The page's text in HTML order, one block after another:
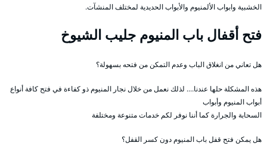
الخشبية وابواب الألمنيوم والأبواب الحديدية لمختلف المنشآت.
فتح أقفال باب المنيوم جليب الشيوخ
هل تعاني من انغلاق الباب وعدم التمكن من فتحه بسهولة؟
هذه المشكلة حلها عندنا…. لذلك نعمل من خلال نجار المنيوم ذو كفاءة في فتح كافة أنواع
أبواب المنيوم وأبواب
السحابة والجرارة كما أننا نوفر لكم خدمات متنوعة ومختلفة
هل يمكن فتح قفل باب المنيوم دون كسر القفل؟